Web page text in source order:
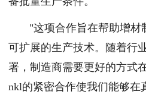
"这项合作旨在帮助增材
可扩展的生产技术。随着行
署，制造商需要更好的方式
nkl的紧密合作使我们能够在